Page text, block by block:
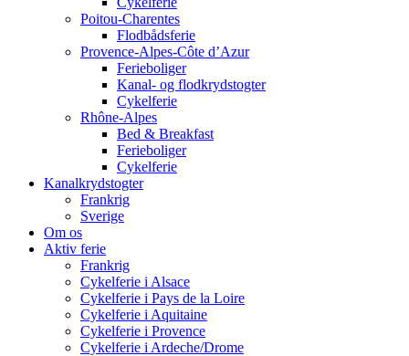
Poitou-Charentes
Flodbådsferie
Provence-Alpes-Côte d’Azur
Ferieboliger
Kanal- og flodkrydstogter
Cykelferie
Rhône-Alpes
Bed & Breakfast
Ferieboliger
Cykelferie
Kanalkrydstogter
Frankrig
Sverige
Om os
Aktiv ferie
Frankrig
Cykelferie i Alsace
Cykelferie i Pays de la Loire
Cykelferie i Aquitaine
Cykelferie i Provence
Cykelferie i Ardeche/Drome